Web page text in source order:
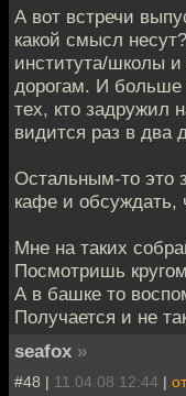
А вот встречи
какой смысл
института/школы
дорогам. И больше
тех, кто задружил
видится раз в два
Остальным-то это
кафе и обсуждать,
Мне на таких
Посмотришь
А в башке то
Получается и не
seafox »
#48 | 11.04.08 12:44 |